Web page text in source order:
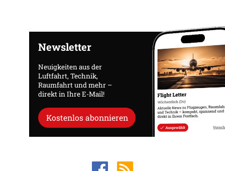
Newsletter
Neuigkeiten aus der
Luftfahrt, Technik,
Raumfahrt und mehr –
direkt in Ihre E-Mail!
Kostenlos abonnieren